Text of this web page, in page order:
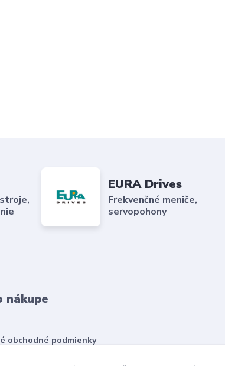
EURA Drives
Frekvenčné meniče,
servopohony
nákupe
obchodné podmienky